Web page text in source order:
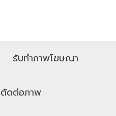
รับทําภาพโฆษณา
ตัดต่อภาพ